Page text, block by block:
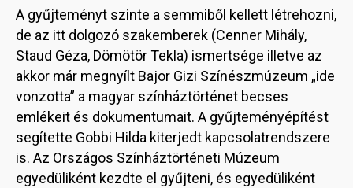
A gyűjteményt szinte a semmiből kellett létrehozni,
de az itt dolgozó szakemberek (Cenner Mihály,
Staud Géza, Dömötör Tekla) ismertsége illetve az
akkor már megnyílt Bajor Gizi Színészmúzeum „ide
vonzotta” a magyar színháztörténet becses
emlékeit és dokumentumait. A gyűjteményépítést
segítette Gobbi Hilda kiterjedt kapcsolatrendszere
is. Az Országos Színháztörténeti Múzeum
egyedüliként kezdte el gyűjteni, és egyedüliként